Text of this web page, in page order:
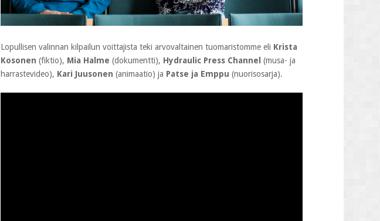
Lopullisen valinnan kilpailun voittajista teki arvovaltainen tuomaristomme eli Krista
Kosonen (fiktio), Mia Halme (dokumentti), Hydraulic Press Channel (musa- ja
harrastevideo), Kari Juusonen (animaatio) ja Patse ja Emppu (nuorisosarja).